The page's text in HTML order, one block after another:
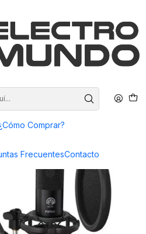
Comprar?
FrecuentesContacto
EN 3 CUOTAS SIN INTERES
con Brazo Soporte -